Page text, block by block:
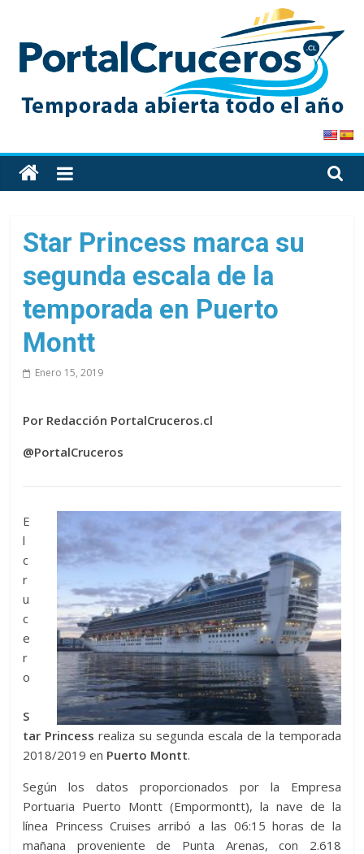
content
PortalCruceros
Toda
la
de
cruceros
en
un
solo
sitio
Star Princess marca su
segunda escala de la
temporada en Puerto
Montt
Enero 15, 2019
Por Redacción PortalCruceros.cl
@PortalCruceros
E
l
c
r
u
c
e
r
o
S
tar Princess realiza su segunda escala de la temporada
2018/2019 en Puerto Montt.
Según los datos proporcionados por la Empresa
Portuaria Puerto Montt (Empormontt), la nave de la
línea Princess Cruises arribó a las 06:15 horas de la
mañana proveniente de Punta Arenas, con 2.618